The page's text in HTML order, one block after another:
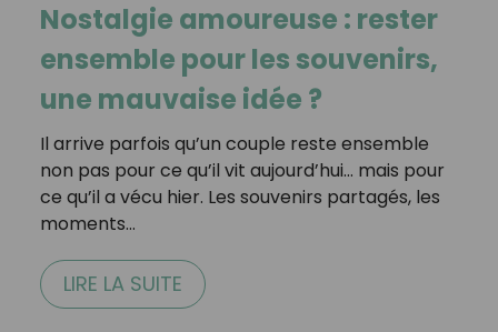
Nostalgie amoureuse : rester
ensemble pour les souvenirs,
une mauvaise idée ?
Il arrive parfois qu’un couple reste ensemble
non pas pour ce qu’il vit aujourd’hui… mais pour
ce qu’il a vécu hier. Les souvenirs partagés, les
moments…
LIRE LA SUITE